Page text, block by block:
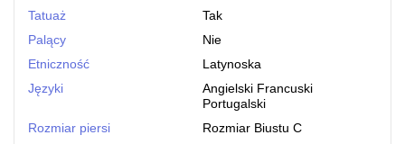
Tatuaż
Tak
Palący
Nie
Etniczność
Latynoska
Języki
Angielski Francuski
Portugalski
Rozmiar piersi
Rozmiar Biustu C